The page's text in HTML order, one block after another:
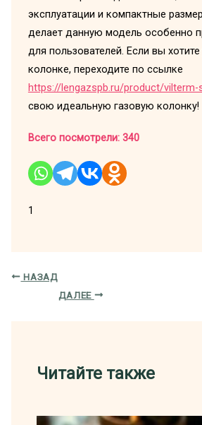
эксплуатации и компактные
делает данную модель особенно
для пользователей. Если вы
колонке, переходите по ссылке
https://lengazspb.ru/product/vilterm-
свою идеальную газовую колонку!
Всего посмотрели: 340
1
НАЗАД
ДАЛЕЕ
Читайте также